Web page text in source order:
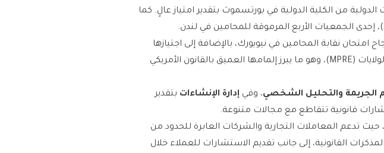
من الكلية الدولية في بورتسموث بتقدير امتياز عالٍ. كما
بنجاح امتحان نقابة المحامين في نيويورك، بالإضافة إلى اجتيازها
امتحان القانون في نيويورك (NYLE) وامتحان المسؤولية المهنية متعددة الولايات (MPRE)، وهو ما يبرز إلمامها العميق بالقانون الأمريكي
الجريمة والتحليل الشخصي، وفيإدارة الإنشاءات بتقدير
قانونية تتقاطع مع مجالات متنوعة.
تدعم المعاملات التجارية والشركات العابرة للحدود من
القانونية، إلى جانب تقديم الاستشارات للعملاء خلال